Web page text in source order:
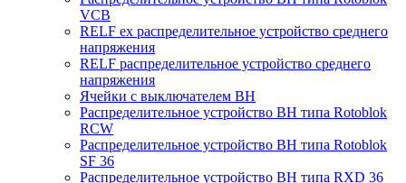
VCB
RELF ex распределительное устройство среднего
напряжения
RELF распределительное устройство среднего
напряжения
Ячейки с выключателем ВН
Распределительное устройство ВН типа Rotoblok
RCW
Распределительное устройство ВН типа Rotoblok
SF 36
Распределительное устройство ВН типа RXD 36